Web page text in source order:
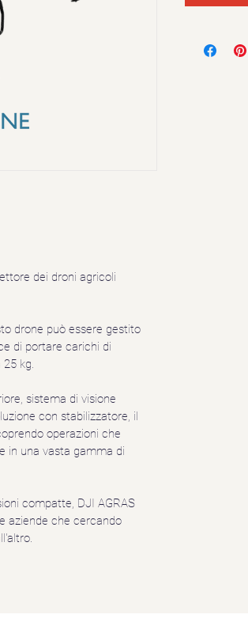
dei droni agricoli
drone può essere gestito
di portare carichi di
kg.
sistema di visione
con stabilizzatore, il
operazioni che
in una vasta gamma di
compatte, DJI AGRAS
aziende che cercando